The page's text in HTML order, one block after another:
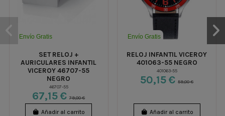
Envío Gratis
SET RELOJ +
AURICULARES INFANTIL
VICEROY 46707-55
NEGRO
46707-55
67,15 €79,00 €
Añadir al carrito
Envío Gratis
RELOJ INFANTIL VICEROY
401063-55 NEGRO
401063-55
50,15 €59,00 €
Añadir al carrito